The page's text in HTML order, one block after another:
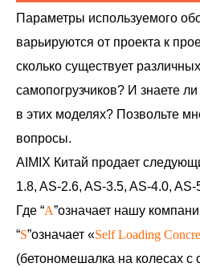
Параметры используемого
варьируются от проекта к
сколько существует
самопогрузчиков? И знаете
в этих моделях? Позвольте
вопросы.
AIMIX Китай продает
1.8, AS-2.6, AS-3.5, AS-4.0,
Где “A”означает нашу
“S”означает «Self Loading
(бетономешалка на колесах с